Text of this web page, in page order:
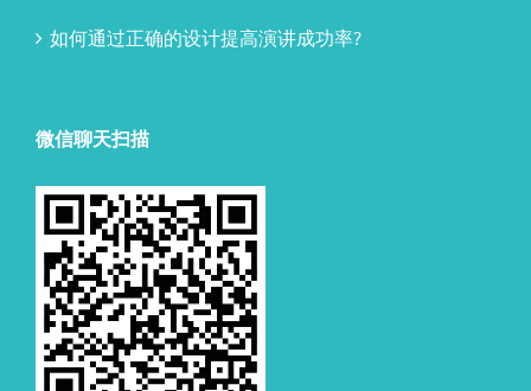
如何通过正确的设计提高演讲成功率?
微信聊天扫描